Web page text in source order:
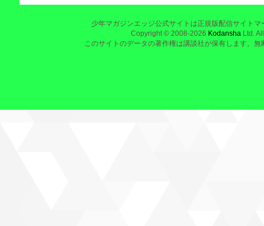
少年マガジンエッジ公式サイトは正規版配信サイト
Copyright © 2008-2026 Kodansha Ltd.
このサイトのデータの著作権は講談社が保有します。